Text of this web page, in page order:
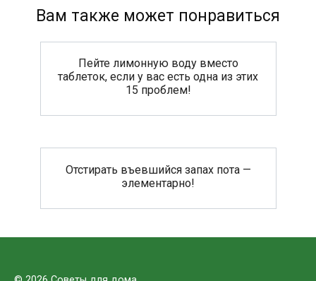
Вам также может понравиться
Пейте лимонную воду вместо
таблеток, если у вас есть одна из этих
15 проблем!
Отстирать въевшийся запах пота —
элементарно!